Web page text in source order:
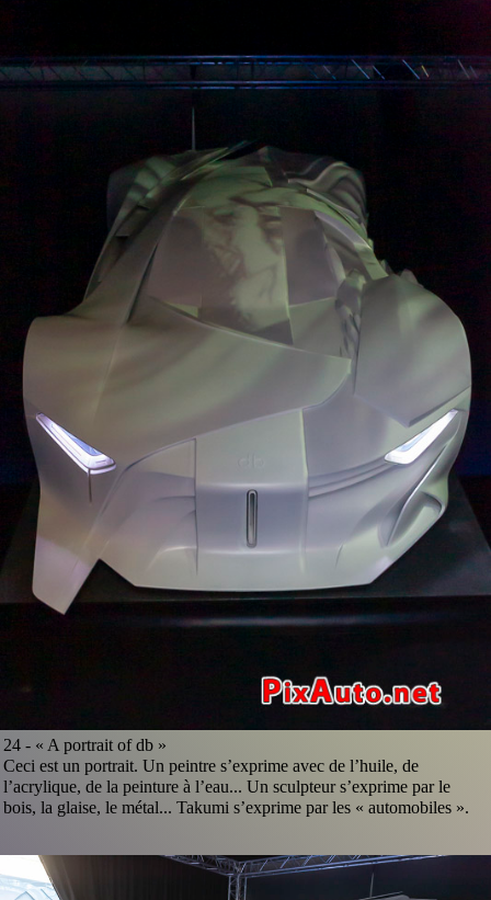
24 - « A portrait of db »
Ceci est un portrait. Un peintre s’exprime avec de l’huile, de
l’acrylique, de la peinture à l’eau... Un sculpteur s’exprime par le
bois, la glaise, le métal... Takumi s’exprime par les « automobiles ».